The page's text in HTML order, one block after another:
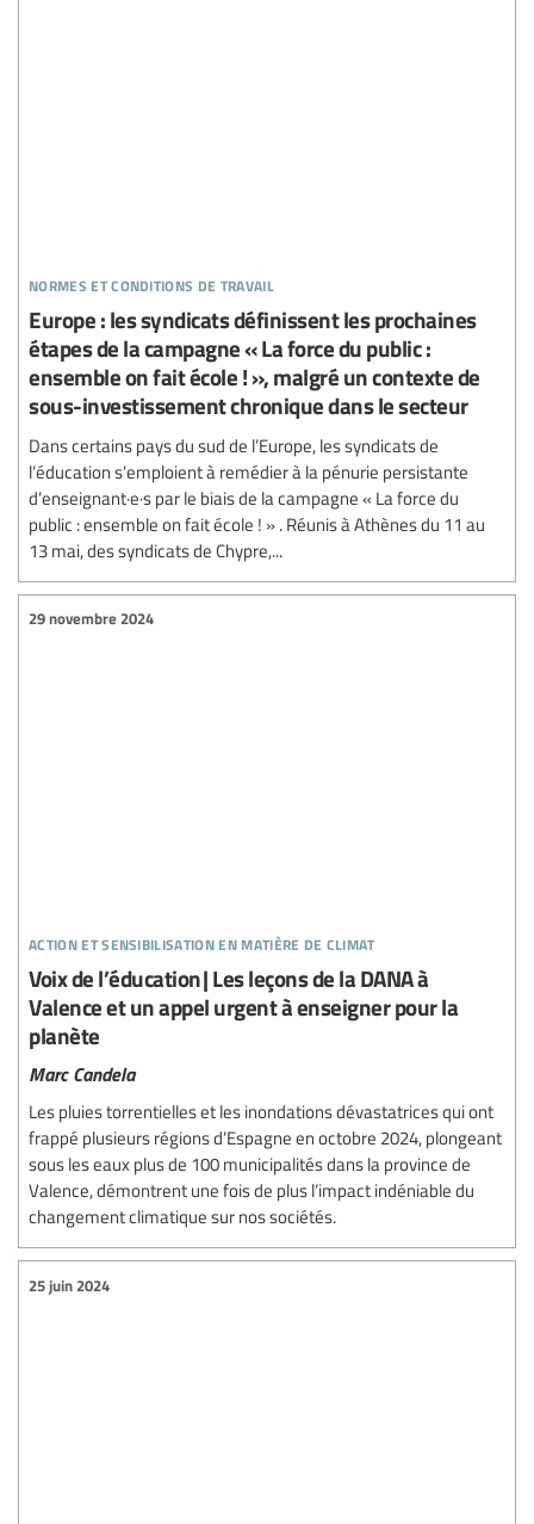
normes et conditions de travail
Europe : les syndicats définissent les prochaines
étapes de la campagne « La force du public :
ensemble on fait école ! », malgré un contexte de
sous-investissement chronique dans le secteur
Dans certains pays du sud de l’Europe, les syndicats de
l’éducation s’emploient à remédier à la pénurie persistante
d’enseignant·e·s par le biais de la campagne « La force du
public : ensemble on fait école ! » . Réunis à Athènes du 11 au
13 mai, des syndicats de Chypre,...
action et sensibilisation en matière de climat
29 novembre 2024
Voix de l’éducation | Les leçons de la DANA à
Valence et un appel urgent à enseigner pour la
planète
Marc Candela
Les pluies torrentielles et les inondations dévastatrices qui ont
frappé plusieurs régions d’Espagne en octobre 2024, plongeant
sous les eaux plus de 100 municipalités dans la province de
Valence, démontrent une fois de plus l’impact indéniable du
changement climatique sur nos sociétés.
25 juin 2024